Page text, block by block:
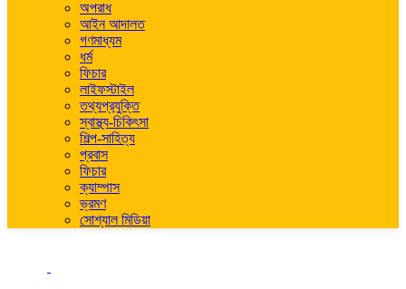
অপরাধ
আইন আদালত
গণমাধ্যম
ধর্ম
ফিচার
লাইফস্টাইল
তথ্যপ্রযুক্তি
স্বাস্থ্য-চিকিৎসা
শিল্প-সাহিত্য
প্রবাস
ফিচার
ক্যাম্পাস
ভ্রমণ
সোশ্যাল মিডিয়া